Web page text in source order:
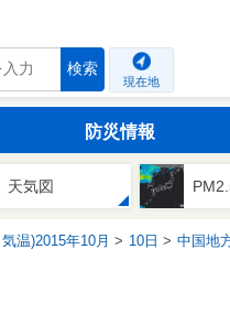
検索
現在地
防災情報
天気図
温)2015年10月 10日 中国地